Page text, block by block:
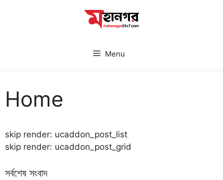
Menu
Home
skip render: ucaddon_post_list
skip render: ucaddon_post_grid
সর্বশেষ সংবাদ